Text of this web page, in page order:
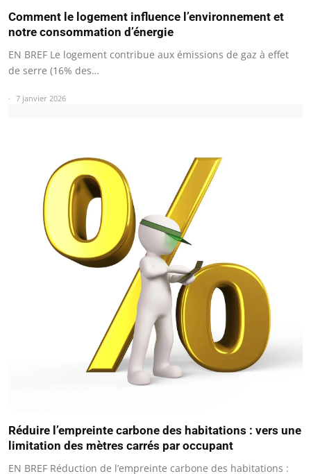
Comment le logement influence l’environnement et
notre consommation d’énergie
EN BREF Le logement contribue aux émissions de gaz à effet
de serre (16% des…
7 janvier 2026
Réduire l’empreinte carbone des habitations : vers une
limitation des mètres carrés par occupant
EN BREF Réduction de l’empreinte carbone des habitations :